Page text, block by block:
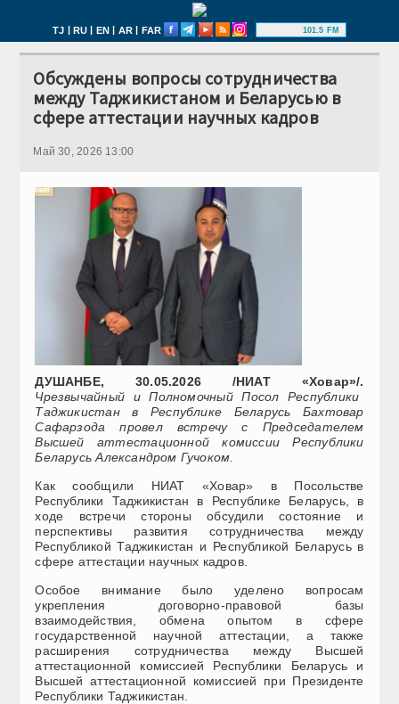
TJ | RU | EN | AR | FAR 101.5 FM
Обсуждены вопросы сотрудничества
между Таджикистаном и Беларусью в
сфере аттестации научных кадров
Май 30, 2026 13:00
ДУШАНБЕ, 30.05.2026 /НИАТ «Ховар»/.
Чрезвычайный и Полномочный Посол Республики
Таджикистан в Республике Беларусь Бахтовар
Сафарзода провел встречу с Председателем
Высшей аттестационной комиссии Республики
Беларусь Александром Гучоком.
Как сообщили НИАТ «Ховар» в Посольстве
Республики Таджикистан в Республике Беларусь, в
ходе встречи стороны обсудили состояние и
перспективы развития сотрудничества между
Республикой Таджикистан и Республикой Беларусь в
сфере аттестации научных кадров.
Особое внимание было уделено вопросам
укрепления договорно-правовой базы
взаимодействия, обмена опытом в сфере
государственной научной аттестации, а также
расширения сотрудничества между Высшей
аттестационной комиссией Республики Беларусь и
Высшей аттестационной комиссией при Президенте
Республики Таджикистан.